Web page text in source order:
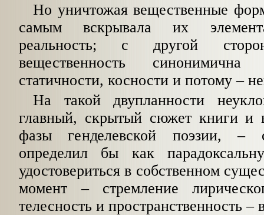
Но уничтожая вещественные
самым вскрывала их
реальность; с другой
вещественность
статичности, косности и потому –
На такой двупланности
главный, скрытый сюжет книги и
фазы генделевской поэзии,
определил бы как
удостовериться в собственном
момент – стремление
телесность и пространственность –